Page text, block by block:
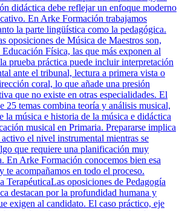
didáctica debe reflejar un enfoque moderno
En Arke Formación trabajamos
la parte lingüística como la pedagógica.
oposiciones de Música de Maestros son,
Física, las que más exponen al
prueba práctica puede incluir interpretación
ante el tribunal, lectura a primera vista o
coral, lo que añade una presión
que no existe en otras especialidades. El
25 temas combina teoría y análisis musical,
la música e historia de la música e didáctica
musical en Primaria. Prepararse implica
activo el nivel instrumental mientras se
que requiere una planificación muy
En Arke Formación conocemos bien esa
te acompañamos en todo el proceso.
TerapéuticaLas oposiciones de Pedagogía
destacan por la profundidad humana y
exigen al candidato. El caso práctico, eje